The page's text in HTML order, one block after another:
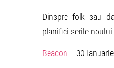
Dinspre folk sau
planifici serile noului
Beacon – 30 Ianuarie